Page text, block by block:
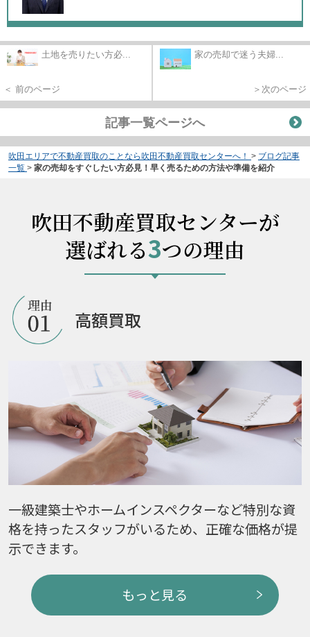
土地を売りたい方必...
＜ 前のページ
家の売却で迷う夫婦...
＞次のページ
記事一覧ページへ
吹田エリアで不動産買取のことなら吹田不動産買取センターへ！ > ブログ記事
一覧 > 家の売却をすぐしたい方必見！早く売るための方法や準備を紹介
吹田不動産買取センターが
選ばれる3つの理由
高額買取
一級建築士やホームインスペクターなど特別な資
格を持ったスタッフがいるため、正確な価格が提
示できます。
もっと見る